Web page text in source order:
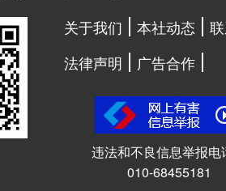
关于我们 本社动态
法律声明
广告合作
违法和不良信息举报电
010-68455181